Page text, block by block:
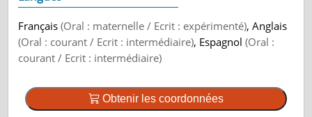
Français(Oral : maternelle / Ecrit : expérimenté), Anglais
(Oral : courant / Ecrit : intermédiaire), Espagnol(Oral :
courant / Ecrit : intermédiaire)
Obtenir les coordonnées